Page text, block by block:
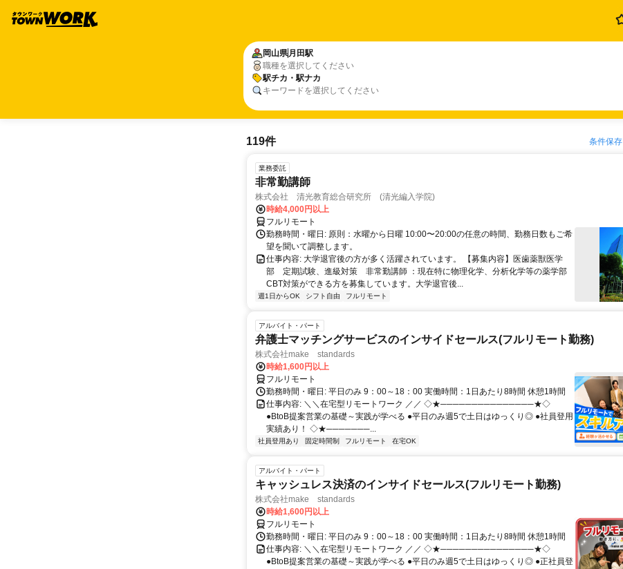
岡山県月田駅
職種を選択してください
駅チカ・駅ナカ
キーワードを選択してください
119件 条件保存
業務委託
非常勤講師
株式会社 清光教育総合研究所 (清光編入学院)
時給4,000円以上
フルリモート
勤務時間・曜日: 原則：水曜から日曜 10:00〜20:00の任意の時間、勤務日数もご希
望を聞いて調整します。
仕事内容: 大学退官後の方が多く活躍されています。 【募集内容】医歯薬獣医学
部 定期試験、進級対策 非常勤講師 ：現在特に物理化学、分析化学等の薬学部
CBT対策ができる方を募集しています。大学退官後...
週1日からOK シフト自由 フルリモート
アルバイト・パート
弁護士マッチングサービスのインサイドセールス(フルリモート勤務)
株式会社make standards
時給1,600円以上
フルリモート
勤務時間・曜日: 平日のみ 9：00～18：00 実働時間：1日あたり8時間 休憩1時間
仕事内容: ＼＼在宅型リモートワーク ／／ ◇★───────────────★◇
●BtoB提案営業の基礎～実践が学べる ●平日のみ週5で土日はゆっくり◎ ●社員登用
実績あり！ ◇★───────...
社員登用あり 固定時間制 フルリモート 在宅OK
アルバイト・パート
キャッシュレス決済のインサイドセールス(フルリモート勤務)
株式会社make standards
時給1,600円以上
フルリモート
勤務時間・曜日: 平日のみ 9：00～18：00 実働時間：1日あたり8時間 休憩1時間
仕事内容: ＼＼在宅型リモートワーク ／／ ◇★───────────────★◇
●BtoB提案営業の基礎～実践が学べる ●平日のみ週5で土日はゆっくり◎ ●正社員登